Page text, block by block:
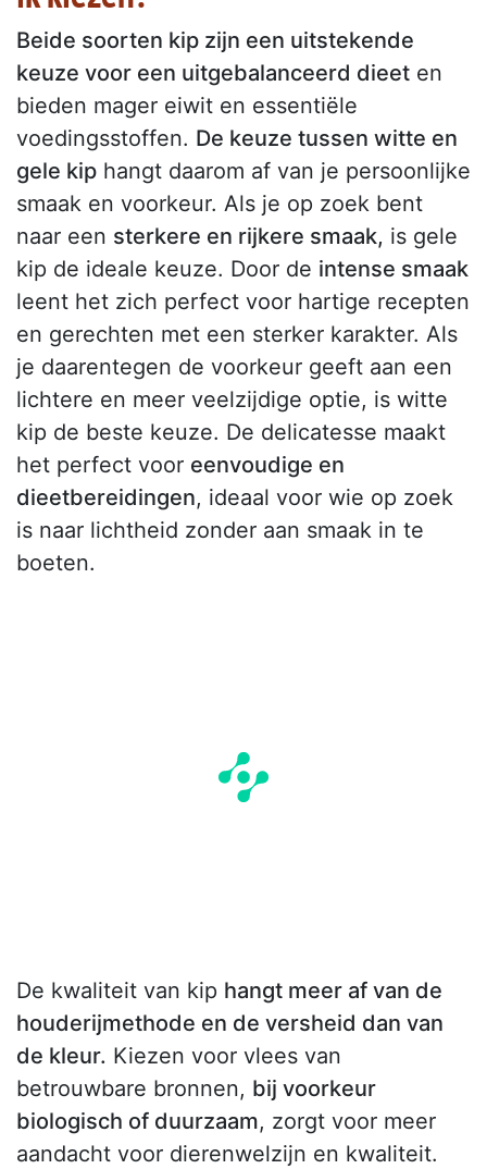
Beide soorten kip zijn een uitstekende
keuze voor een uitgebalanceerd dieet en
bieden mager eiwit en essentiële
voedingsstoffen. De keuze tussen witte en
gele kip hangt daarom af van je persoonlijke
smaak en voorkeur. Als je op zoek bent
naar een sterkere en rijkere smaak, is gele
kip de ideale keuze. Door de intense smaak
leent het zich perfect voor hartige recepten
en gerechten met een sterker karakter. Als
je daarentegen de voorkeur geeft aan een
lichtere en meer veelzijdige optie, is witte
kip de beste keuze. De delicatesse maakt
het perfect voor eenvoudige en
dieetbereidingen, ideaal voor wie op zoek
is naar lichtheid zonder aan smaak in te
boeten.
De kwaliteit van kip hangt meer af van de
houderijmethode en de versheid dan van
de kleur. Kiezen voor vlees van
betrouwbare bronnen, bij voorkeur
biologisch of duurzaam, zorgt voor meer
aandacht voor dierenwelzijn en kwaliteit.